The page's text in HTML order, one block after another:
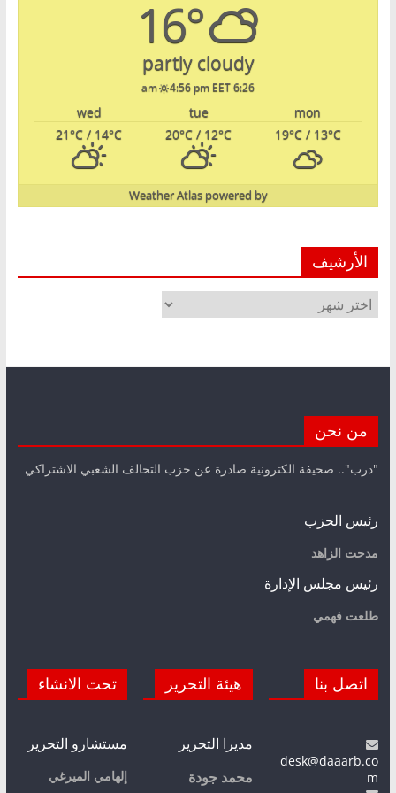
16°
partly cloudy
6:26 am
4:56 pm EET
mon
tue
wed
19°C/ 13°C
20°C / 12°C
21°C / 14°C
powered by
Weather Atlas
الأرشيف
الأرشيف
من نحن
"درب".. صحيفة الكترونية صادرة عن حزب التحالف الشعبي الاشتراكي
رئيس الحزب
مدحت الزاهد
رئيس مجلس الإدارة
طلعت فهمي
اتصل بنا
desk@daaarb.co
m
هيئة التحرير
مديرا التحرير
محمد جودة
تحت الانشاء
مستشارو التحرير
إلهامي الميرغي